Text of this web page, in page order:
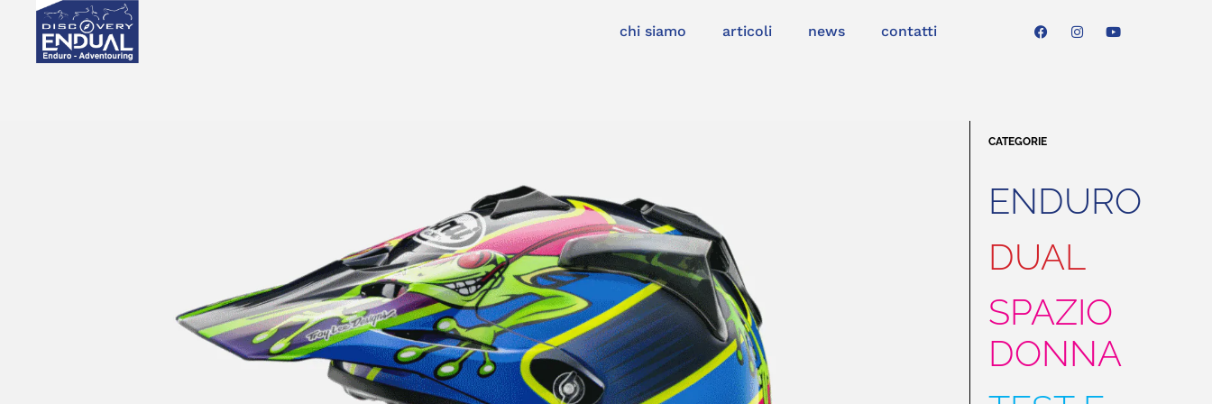
chi siamo articoli news contatti
CATEGORIE
ENDURO
DUAL
SPAZIO
DONNA